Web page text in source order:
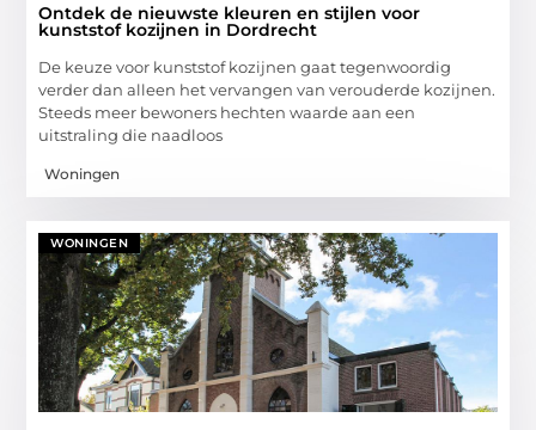
Ontdek de nieuwste kleuren en stijlen voor
kunststof kozijnen in Dordrecht
De keuze voor kunststof kozijnen gaat tegenwoordig
verder dan alleen het vervangen van verouderde kozijnen.
Steeds meer bewoners hechten waarde aan een
uitstraling die naadloos
Woningen
WONINGEN